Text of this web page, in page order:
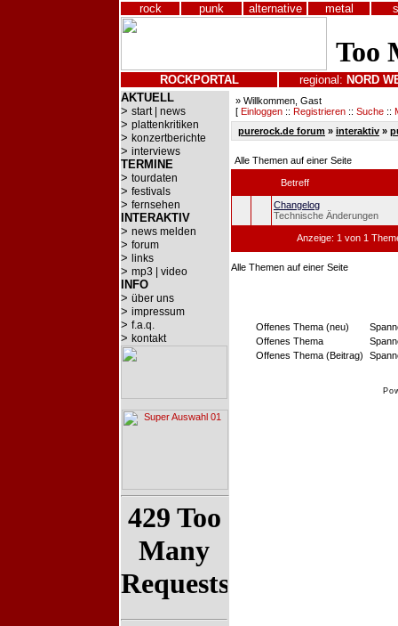
rock punk alternative metal
ROCKPORTAL regional: NORD
AKTUELL
> start | news
> plattenkritiken
> konzertberichte
> interviews
TERMINE
> tourdaten
> festivals
> fernsehen
INTERAKTIV
> news melden
> forum
> links
> mp3 | video
INFO
> über uns
> impressum
> f.a.q.
> kontakt
» Willkommen, Gast
[ Einloggen :: Registrieren :: Suche ::
purerock.de forum » interaktiv »
Alle Themen auf einer Seite
Betreff
Changelog
Technische Änderungen
Anzeige: 1 von 1
Alle Themen auf einer Seite
Offenes Thema (neu)
Offenes Thema
Offenes Thema (Beitrag)